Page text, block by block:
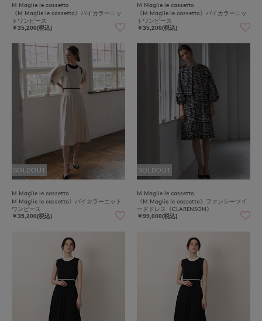
M Maglie le cassetto
《M Maglie le cassetto》バイカラーニッ
トワンピース
￥35,200(税込)
M Maglie le cassetto
《M Maglie le cassetto》バイカラーニッ
トワンピース
￥35,200(税込)
SOLDOUT
M Maglie le cassetto
M Maglie le cassetto》バイカラーニット
ワンピース
￥35,200(税込)
SOLDOUT
M Maglie le cassetto
《M Maglie le cassetto》ファンシーツイ
ードドレス《CLARENSON》
￥99,000(税込)